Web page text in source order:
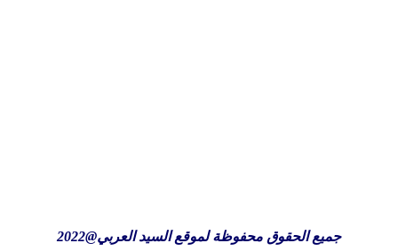
جميع الحقوق محفوظة لموقع السيد العربي@2022